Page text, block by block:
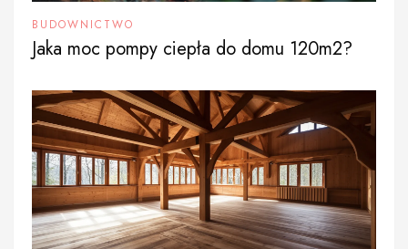
BUDOWNICTWO
Jaka moc pompy ciepła do domu 120m2?